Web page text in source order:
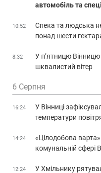
автомобіль та
10:52
Спека та людська
понад шести
8:32
У п’ятницю
шквалистий вітер
6 Серпня
16:24
У Вінниці
температури
14:24
«Цілодобова
комунальній сфері
12:24
У Хмільнику